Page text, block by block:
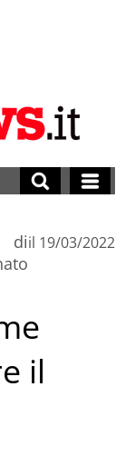
diil 19/03/2022
il